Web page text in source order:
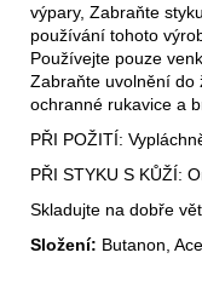
výpary, Zabraňte
používání tohoto
Používejte pouze
Zabraňte uvolnění do
ochranné rukavice a
PŘI POŽITÍ:
PŘI STYKU S KŮŽÍ:
Skladujte na dobře
Složení: Butanon,